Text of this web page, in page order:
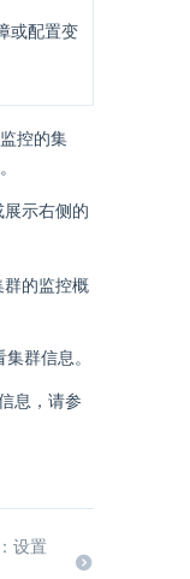
或配置变
控的集
展示右侧的
群的监控概
群信息。
息，请参
设置